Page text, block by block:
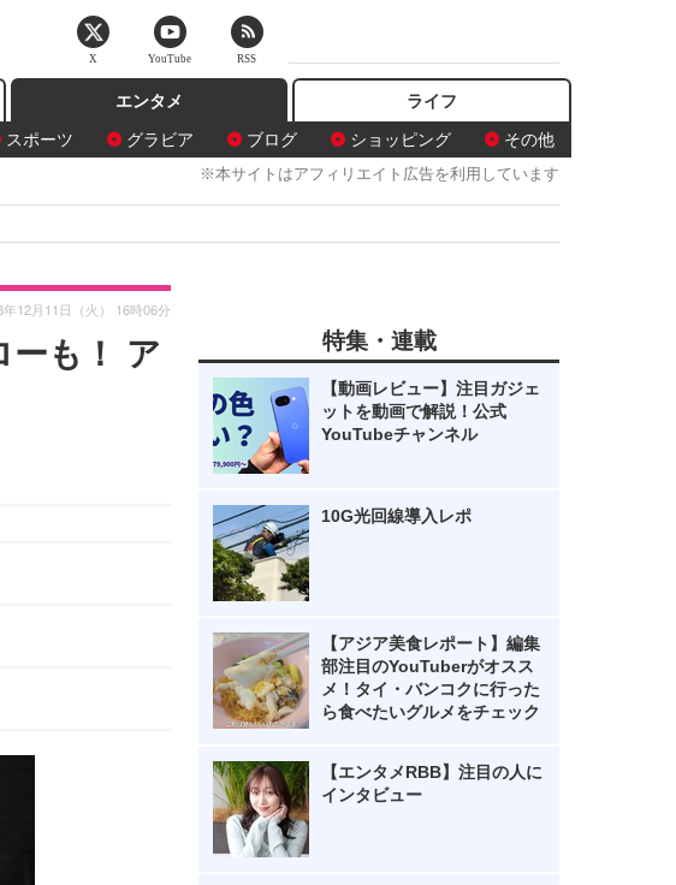
エンタメ
スポーツ グラビア ブログ ショッピング その他
ライフ
※本サイトはアフィリエイト広告を利用しています
ーも！ ア
年12月11日（火） 16時06分
特集・連載
【動画レビュー】注目ガジェ
ットを動画で解説！公式
YouTubeチャンネル
10G光回線導入レポ
【アジア美食レポート】編集
部注目のYouTuberがオスス
メ！タイ・バンコクに行った
ら食べたいグルメをチェック
【エンタメRBB】注目の人に
インタビュー
X YouTube RSS